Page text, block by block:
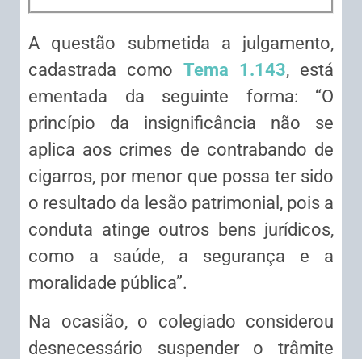
A questão submetida a julgamento,
cadastrada como Tema 1.143, está
ementada da seguinte forma: “O
princípio da insignificância não se
aplica aos crimes de contrabando de
cigarros, por menor que possa ter sido
o resultado da lesão patrimonial, pois a
conduta atinge outros bens jurídicos,
como a saúde, a segurança e a
moralidade pública”.
Na ocasião, o colegiado considerou
desnecessário suspender o trâmite